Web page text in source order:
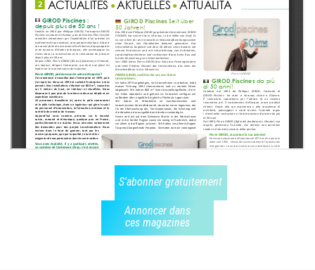
S'abonner gratuitement
Annoncer dans
ces magazines